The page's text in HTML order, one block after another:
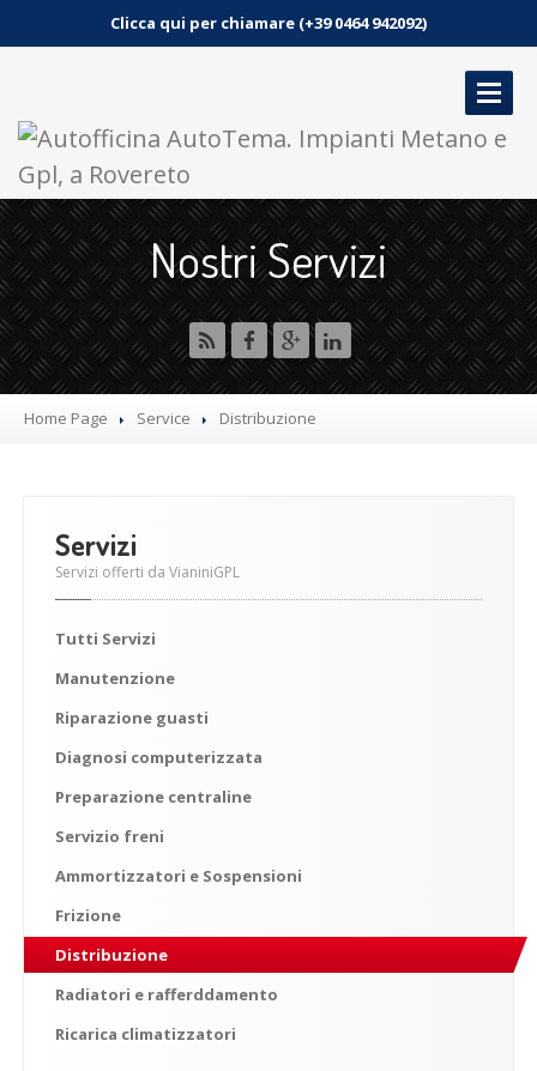
Clicca qui per chiamare (+39 0464 942092)
HOME
SERVIZI
GALLERIA
NEWS
Nostri Servizi
Home Page Service Distribuzione
Servizi
Servizi offerti da VianiniGPL
Tutti Servizi
Manutenzione
Riparazione guasti
Diagnosi computerizzata
Preparazione centraline
Servizio freni
Ammortizzatori e Sospensioni
Frizione
Distribuzione
Radiatori e rafferddamento
Ricarica climatizzatori